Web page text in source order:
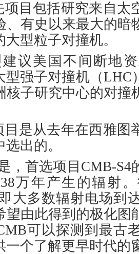
项目包括研究来自太
、有史以来最大的暗
型粒子对撞机。
议美国不间断地
型强子对撞机（LHC
核子研究中心的对撞
目是从去年在西雅图
出的。
，首选项目CMB-S4
万年产生的辐射
大多数辐射电场到
望由此得到的极化图
可以探测到最古
一个了解更早时代的